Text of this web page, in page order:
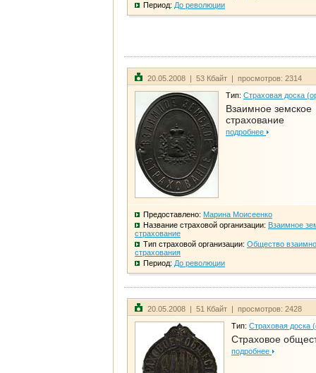
Период: До революции
20.05.2008 | 53 Кбайт | просмотров: 2314
Тип: Страховая доска
Взаимное земское
страхование
подробнее
Предоставлено: Марина Моисеенко
Название страховой организации: Взаимное
страхование
Тип страховой организации: Общество
страхования
Период: До революции
20.05.2008 | 51 Кбайт | просмотров: 2428
Тип: Страховая доска
Страховое
подробнее